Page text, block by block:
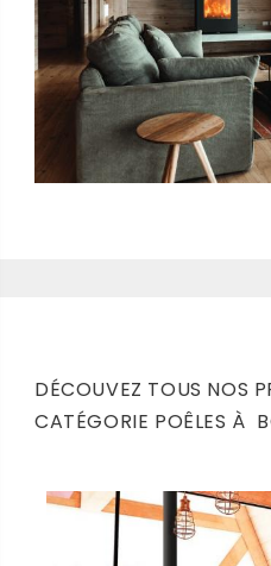
DÉCOUVEZ TOUS NOS
CATÉGORIE POÊLES À